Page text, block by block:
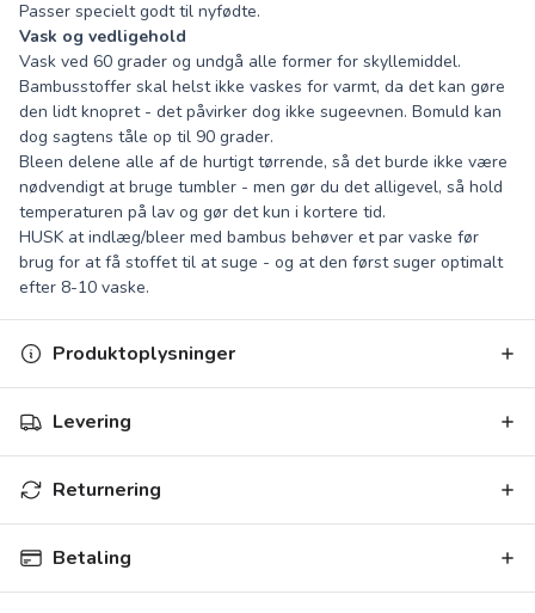
Passer specielt godt til nyfødte.
Vask og vedligehold
Vask ved 60 grader og undgå alle former for skyllemiddel.
Bambusstoffer skal helst ikke vaskes for varmt, da det kan gøre
den lidt knopret - det påvirker dog ikke sugeevnen. Bomuld kan
dog sagtens tåle op til 90 grader.
Bleen delene alle af de hurtigt tørrende, så det burde ikke være
nødvendigt at bruge tumbler - men gør du det alligevel, så hold
temperaturen på lav og gør det kun i kortere tid.
HUSK at indlæg/bleer med bambus behøver et par vaske før
brug for at få stoffet til at suge - og at den først suger optimalt
efter 8-10 vaske.
Produktoplysninger
Levering
Returnering
Betaling